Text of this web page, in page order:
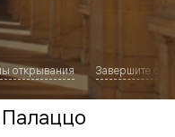
открывания Завершите